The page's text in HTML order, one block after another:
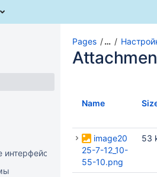
клиента
Pages …
Name
image20
25-7-12_10-
55-10.png
53